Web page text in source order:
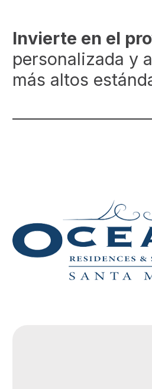
Invierte en el
personalizada y
más altos